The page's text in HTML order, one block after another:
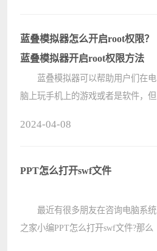
outlook2013软件 点击文件 ????
蓝叠模拟器怎么开启root权限？
蓝叠模拟器开启root权限方法
蓝叠模拟器可以帮助用户们在电
脑上玩手机上的游戏或者是软件，但
的介绍一下蓝叠模拟器开启root权限
2024-04-08
PPT怎么打开swf文件
最近有很多朋友在咨询电脑系统
之家小编PPT怎么打开swf文件?那么